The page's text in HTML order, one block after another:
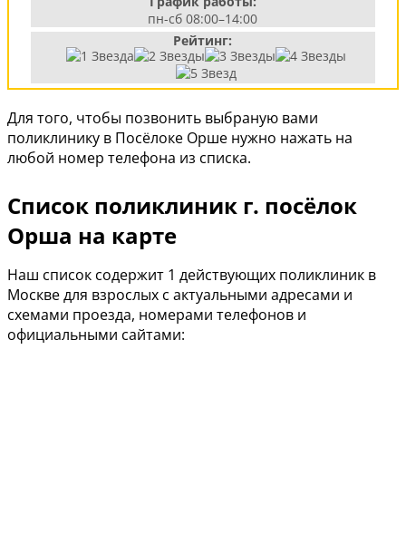
пн-сб 08:00–14:00
Рейтинг:
Для того, чтобы позвонить выбраную вами
поликлинику в Посёлоке Орше нужно нажать на
любой номер телефона из списка.
Список поликлиник г. посёлок
Орша на карте
Наш список содержит 1 действующих поликлиник в
Москве для взрослых с актуальными адресами и
схемами проезда, номерами телефонов и
официальными сайтами: